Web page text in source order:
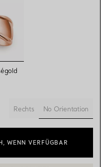
Rechts
No Orientation
ausgewählt
WENN VERFÜGBAR